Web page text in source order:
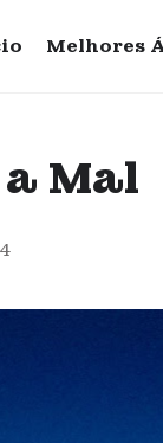
Melhores
Mal